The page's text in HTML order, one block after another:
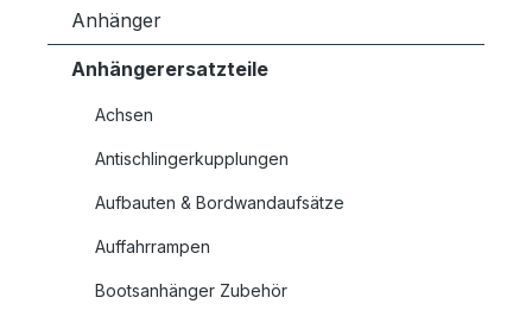
Anhänger
Anhängerersatzteile
Achsen
Antischlingerkupplungen
Aufbauten & Bordwandaufsätze
Auffahrrampen
Bootsanhänger Zubehör